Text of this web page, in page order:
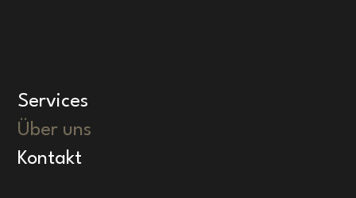
Services
Über uns
Kontakt